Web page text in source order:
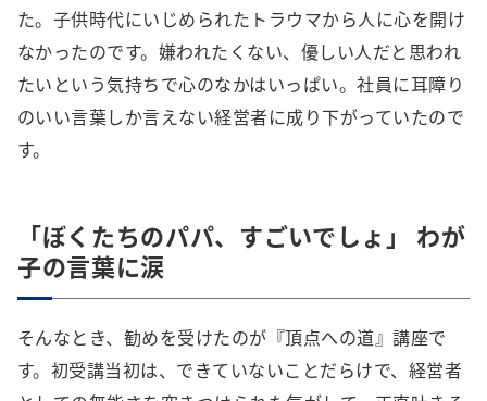
た。子供時代にいじめられたトラウマから人に心を開け
なかったのです。嫌われたくない、優しい人だと思われ
たいという気持ちで心のなかはいっぱい。社員に耳障り
のいい言葉しか言えない経営者に成り下がっていたので
す。
「ぼくたちのパパ、すごいでしょ」 わが
子の言葉に涙
そんなとき、勧めを受けたのが『頂点への道』講座で
す。初受講当初は、できていないことだらけで、経営者